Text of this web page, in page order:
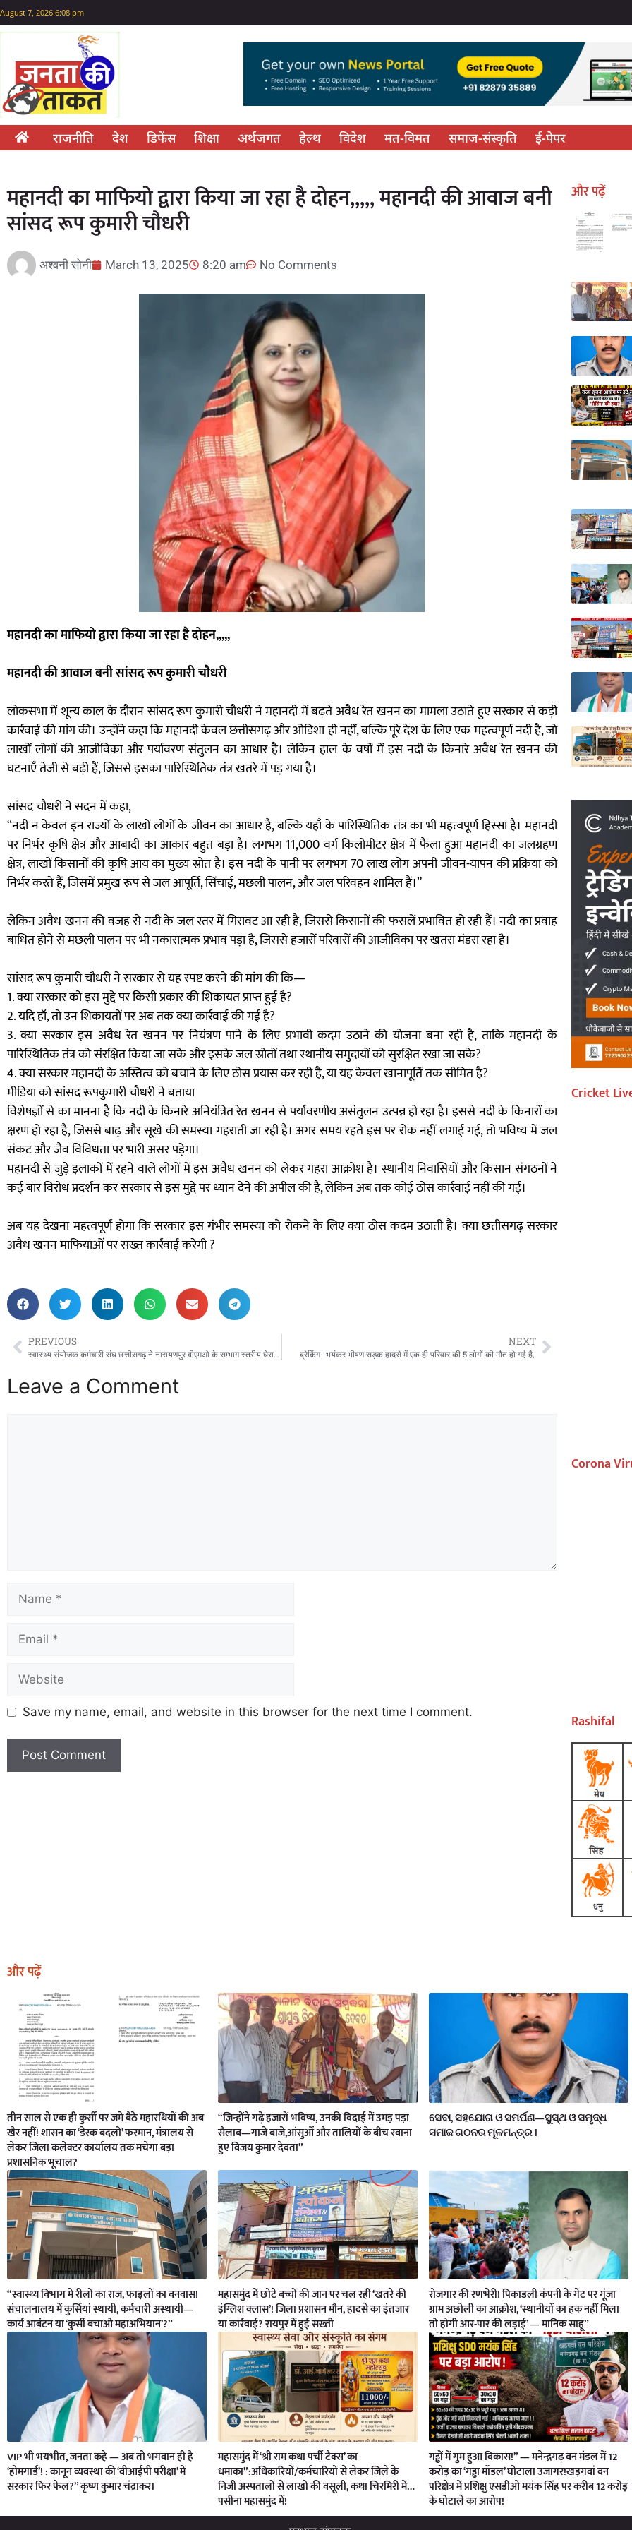
August 7, 2026 6:08 pm
राजनीति देश डिफेंस शिक्षा अर्थजगत हेल्थ विदेश मत-विमत समाज-संस्कृति ई-पेपर
महानदी का माफियो द्वारा किया जा रहा है दोहन,,,,, महानदी की आवाज बनी
सांसद रूप कुमारी चौधरी
अश्वनी सोनी March 13, 2025 8:20 am No Comments
महानदी का माफियो द्वारा किया जा रहा है दोहन,,,,,
महानदी की आवाज बनी सांसद रूप कुमारी चौधरी
लोकसभा में शून्य काल के दौरान सांसद रूप कुमारी चौधरी ने महानदी में बढ़ते अवैध रेत खनन का मामला उठाते हुए सरकार से कड़ी
कार्रवाई की मांग की। उन्होंने कहा कि महानदी केवल छत्तीसगढ़ और ओडिशा ही नहीं, बल्कि पूरे देश के लिए एक महत्वपूर्ण नदी है, जो
लाखों लोगों की आजीविका और पर्यावरण संतुलन का आधार है। लेकिन हाल के वर्षों में इस नदी के किनारे अवैध रेत खनन की
घटनाएँ तेजी से बढ़ी हैं, जिससे इसका पारिस्थितिक तंत्र खतरे में पड़ गया है।
सांसद चौधरी ने सदन में कहा,
“नदी न केवल इन राज्यों के लाखों लोगों के जीवन का आधार है, बल्कि यहाँ के पारिस्थितिक तंत्र का भी महत्वपूर्ण हिस्सा है। महानदी
पर निर्भर कृषि क्षेत्र और आबादी का आकार बहुत बड़ा है। लगभग 11,000 वर्ग किलोमीटर क्षेत्र में फैला हुआ महानदी का जलग्रहण
क्षेत्र, लाखों किसानों की कृषि आय का मुख्य स्रोत है। इस नदी के पानी पर लगभग 70 लाख लोग अपनी जीवन-यापन की प्रक्रिया को
निर्भर करते हैं, जिसमें प्रमुख रूप से जल आपूर्ति, सिंचाई, मछली पालन, और जल परिवहन शामिल हैं।”
लेकिन अवैध खनन की वजह से नदी के जल स्तर में गिरावट आ रही है, जिससे किसानों की फसलें प्रभावित हो रही हैं। नदी का प्रवाह
बाधित होने से मछली पालन पर भी नकारात्मक प्रभाव पड़ा है, जिससे हजारों परिवारों की आजीविका पर खतरा मंडरा रहा है।
सांसद रूप कुमारी चौधरी ने सरकार से यह स्पष्ट करने की मांग की कि—
1. क्या सरकार को इस मुद्दे पर किसी प्रकार की शिकायत प्राप्त हुई है?
2. यदि हाँ, तो उन शिकायतों पर अब तक क्या कार्रवाई की गई है?
3. क्या सरकार इस अवैध रेत खनन पर नियंत्रण पाने के लिए प्रभावी कदम उठाने की योजना बना रही है, ताकि महानदी के
पारिस्थितिक तंत्र को संरक्षित किया जा सके और इसके जल स्रोतों तथा स्थानीय समुदायों को सुरक्षित रखा जा सके?
4. क्या सरकार महानदी के अस्तित्व को बचाने के लिए ठोस प्रयास कर रही है, या यह केवल खानापूर्ति तक सीमित है?
मीडिया को सांसद रूपकुमारी चौधरी ने बताया
विशेषज्ञों से का मानना है कि नदी के किनारे अनियंत्रित रेत खनन से पर्यावरणीय असंतुलन उत्पन्न हो रहा है। इससे नदी के किनारों का
क्षरण हो रहा है, जिससे बाढ़ और सूखे की समस्या गहराती जा रही है। अगर समय रहते इस पर रोक नहीं लगाई गई, तो भविष्य में जल
संकट और जैव विविधता पर भारी असर पड़ेगा।
महानदी से जुड़े इलाकों में रहने वाले लोगों में इस अवैध खनन को लेकर गहरा आक्रोश है। स्थानीय निवासियों और किसान संगठनों ने
कई बार विरोध प्रदर्शन कर सरकार से इस मुद्दे पर ध्यान देने की अपील की है, लेकिन अब तक कोई ठोस कार्रवाई नहीं की गई।
अब यह देखना महत्वपूर्ण होगा कि सरकार इस गंभीर समस्या को रोकने के लिए क्या ठोस कदम उठाती है। क्या छत्तीसगढ़ सरकार
अवैध खनन माफियाओं पर सख्त कार्रवाई करेगी ?
PREVIOUS
स्वास्थ्य संयोजक कर्मचारी संघ छत्तीसगढ़ ने नारायणपुर बीएमओ के सम्भाग स्तरीय घेराव की दी चेतावनी ,,,,,
NEXT
ब्रेकिंग- भयंकर भीषण सड़क हादसे में एक ही परिवार की 5 लोगों की मौत हो गई है,
Leave a Comment
Save my name, email, and website in this browser for the next time I comment.
और पढ़ें
Cricket
Corona
Rashifal
और पढ़ें
तीन साल से एक ही कुर्सी पर जमे बैठे महारथियों की अब
खैर नहीं! शासन का ‘डेस्क बदलो’ फरमान, मंत्रालय से
लेकर जिला कलेक्टर कार्यालय तक मचेगा बड़ा
प्रशासनिक भूचाल?
“जिन्होंने गढ़े हजारों भविष्य, उनकी विदाई में उमड़ पड़ा
सैलाब—गाजे बाजे,आंसुओं और तालियों के बीच रवाना
हुए विजय कुमार देवता”
ସେବା, ସହଯୋଗ ଓ ସମର୍ପଣ—ସୁସ୍ଥ ଓ ସମୃଦ୍ଧ
ସମାଜ ଗଠନର ମୂଳମନ୍ତ୍ର ।
“स्वास्थ्य विभाग में रीलों का राज, फाइलों का वनवास!
संचालनालय में कुर्सियां स्थायी, कर्मचारी अस्थायी—
कार्य आबंटन या ‘कुर्सी बचाओ महाअभियान’?”
महासमुंद में छोटे बच्चों की जान पर चल रही ‘खतरे की
इंग्लिश क्लास’! जिला प्रशासन मौन, हादसे का इंतजार
या कार्रवाई? रायपुर में हुई सख्ती
रोजगार की रणभेरी! पिकाडली कंपनी के गेट पर गूंजा
ग्राम अछोली का आक्रोश, ‘स्थानीयों का हक नहीं मिला
तो होगी आर-पार की लड़ाई’ — मानिक साहू”
VIP भी भयभीत, जनता कहे — अब तो भगवान ही हैं
‘होमगार्ड’! : कानून व्यवस्था की ‘वीआईपी परीक्षा’ में
सरकार फिर फेल?” कृष्ण कुमार चंद्राकर।
महासमुंद में ‘श्री राम कथा पर्ची टैक्स’ का
धमाका”:अधिकारियों/कर्मचारियों से लेकर जिले के
निजी अस्पतालों से लाखों की वसूली, कथा चिरमिरी में…
पसीना महासमुंद में!
गड्ढों में गुम हुआ विकास!” — मनेन्द्रगढ़ वन मंडल में 12
करोड़ का ‘गड्ढा मॉडल’ घोटाला उजागर!खड़गवां वन
परिक्षेत्र में प्रशिक्षु एसडीओ मयंक सिंह पर करीब 12 करोड़
के घोटाले का आरोप!